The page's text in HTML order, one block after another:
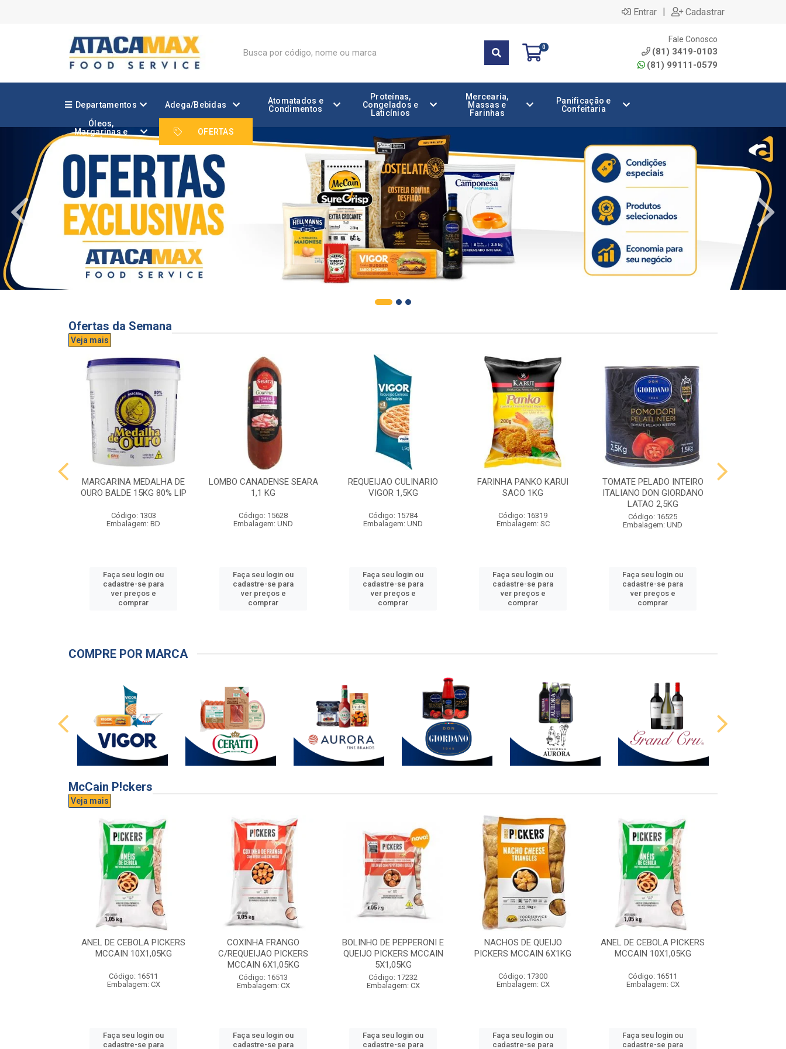
Entrar | Cadastrar
0
Fale Conosco
(81) 3419-0103
(81) 99111-0579
Departamentos Adega/Bebidas
Atomatados e
Condimentos
Proteínas,
Congelados e
Laticínios
Mercearia,
Massas e
Farinhas
Panificação e
Confeitaria
Óleos,
Margarinas e
Gorduras
OFERTAS
Ofertas da Semana
Veja mais
MARGARINA MEDALHA DE
OURO BALDE 15KG 80% LIP
Código: 1303
Embalagem: BD
Faça seu login ou
cadastre-se para
ver preços e
comprar
LOMBO CANADENSE SEARA
1,1 KG
Código: 15628
Embalagem: UND
Faça seu login ou
cadastre-se para
ver preços e
comprar
REQUEIJAO CULINARIO
VIGOR 1,5KG
Código: 15784
Embalagem: UND
Faça seu login ou
cadastre-se para
ver preços e
comprar
FARINHA PANKO KARUI
SACO 1KG
Código: 16319
Embalagem: SC
Faça seu login ou
cadastre-se para
ver preços e
comprar
TOMATE PELADO INTEIRO
ITALIANO DON GIORDANO
LATAO 2,5KG
Código: 16525
Embalagem: UND
Faça seu login ou
cadastre-se para
ver preços e
comprar
COMPRE POR MARCA
McCain P!ckers
Veja mais
ANEL DE CEBOLA PICKERS
MCCAIN 10X1,05KG
Código: 16511
Embalagem: CX
Faça seu login ou
cadastre-se para
COXINHA FRANGO
C/REQUEIJAO PICKERS
MCCAIN 6X1,05KG
Código: 16513
Embalagem: CX
Faça seu login ou
cadastre-se para
BOLINHO DE PEPPERONI E
QUEIJO PICKERS MCCAIN
5X1,05KG
Código: 17232
Embalagem: CX
Faça seu login ou
cadastre-se para
NACHOS DE QUEIJO
PICKERS MCCAIN 6X1KG
Código: 17300
Embalagem: CX
Faça seu login ou
cadastre-se para
ANEL DE CEBOLA PICKERS
MCCAIN 10X1,05KG
Código: 16511
Embalagem: CX
Faça seu login ou
cadastre-se para